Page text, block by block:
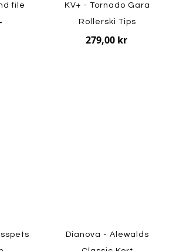
file
KV+ - Tornado Gara
Rollerski Tips
279,00 kr
Dianova - Alewalds